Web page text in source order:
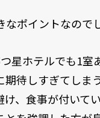
ポイントなので
星ホテルでも1室
待しすぎてしま
、食事が付いて